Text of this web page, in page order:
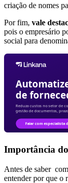
criação de nomes
Por fim, vale
pois o empresário
social para
Importância
Antes de saber
entender por que o